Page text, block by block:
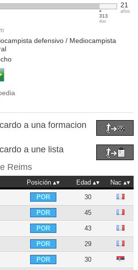
313
días
21
años
m
defensivo / Mediocampista
a una formacion
a une lista
Reims
Posición Edad
Nac
POR 30
POR 45
POR 43
POR 29
POR 30